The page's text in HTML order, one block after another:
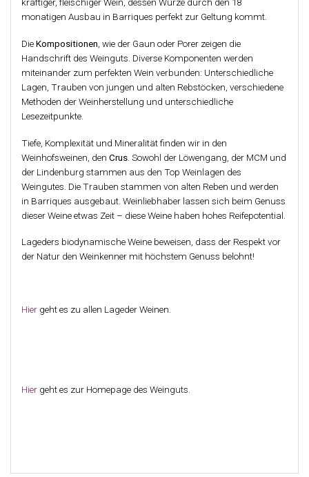
kräftiger, fleischiger Wein, dessen Würze durch den 18
monatigen Ausbau in Barriques perfekt zur Geltung kommt.
DieKompositionen , wie der Gaun oder Porer zeigen die
Handschrift des Weinguts. Diverse Komponenten werden
miteinander zum perfekten Wein verbunden: Unterschiedliche
Lagen, Trauben von jungen und alten Rebstöcken, verschiedene
Methoden der Weinherstellung und unterschiedliche
Lesezeitpunkte.
Tiefe, Komplexität und Mineralität finden wir in den
Weinhofsweinen, den Crus . Sowohl der Löwengang, der MCM und
der Lindenburg stammen aus den Top Weinlagen des
Weingutes. Die Trauben stammen von alten Reben und werden
in Barriques ausgebaut. Weinliebhaber lassen sich beim Genuss
dieser Weine etwas Zeit – diese Weine haben hohes Reifepotential.
Lageders biodynamische Weine beweisen, dass der Respekt vor
der Natur den Weinkenner mit höchstem Genuss belohnt!
Hier geht es zu allen Lageder Weinen.
Hier geht es zur Homepage des Weinguts.